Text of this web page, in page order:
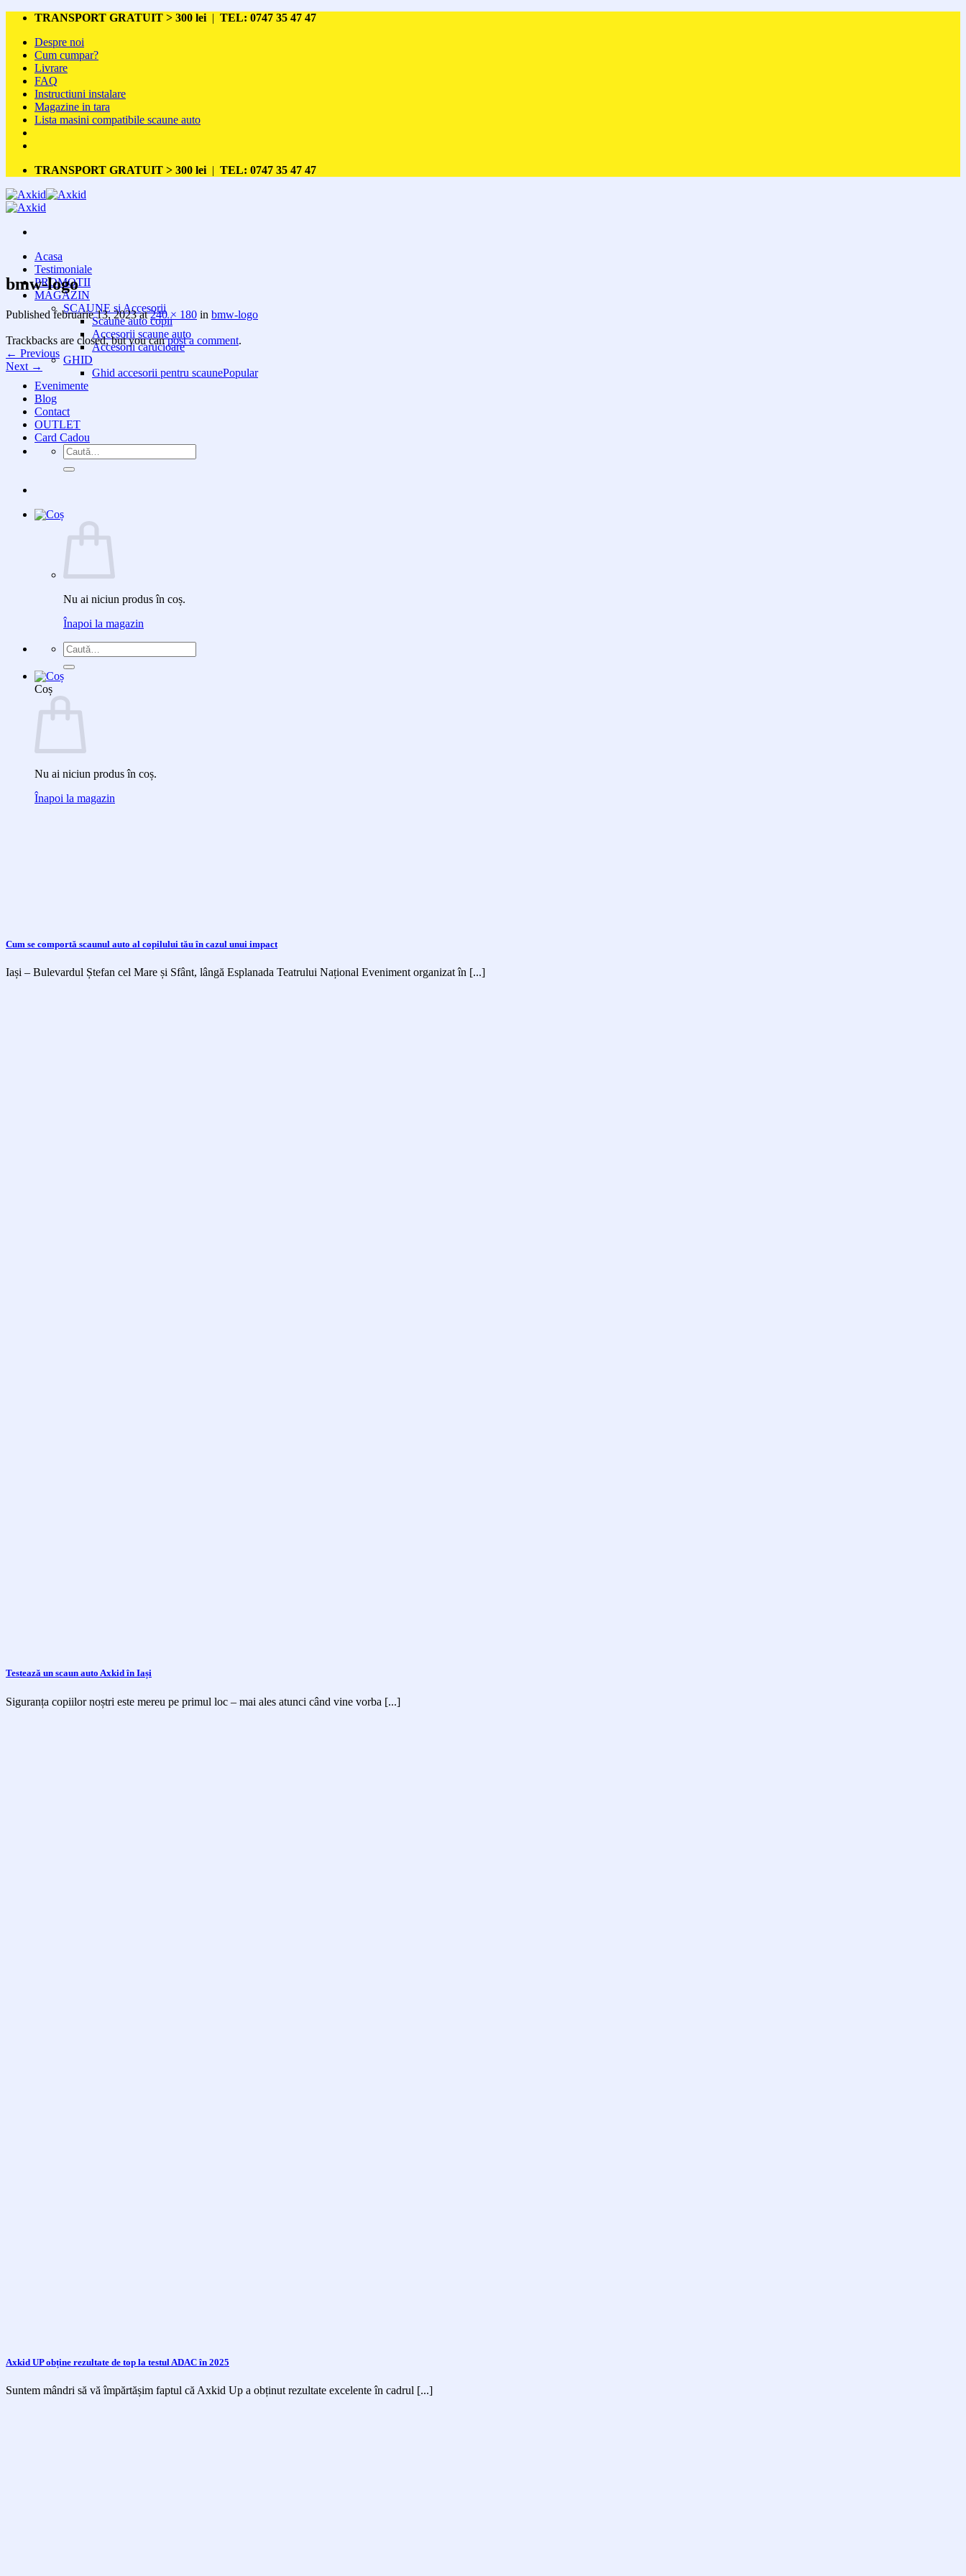
Skip
content
TRANSPORT GRATUIT > 300 lei | TEL: 0747 35 47 47
Despre noi
Cum cumpar?
Livrare
FAQ
Instructiuni instalare
Magazine in tara
Lista masini compatibile scaune auto
TRANSPORT GRATUIT > 300 lei | TEL: 0747 35 47 47
Acasa
Testimoniale
PROMOTII
MAGAZIN
SCAUNE si Accesorii
Scaune auto copii
Accesorii scaune auto
Accesorii carucioare
GHID
Ghid accesorii pentru scaune
Evenimente
Blog
Contact
OUTLET
Card Cadou
Caută
după:
Nu ai niciun produs în coș.
Înapoi la magazin
Caută
după:
Coș
Nu ai niciun produs în coș.
Înapoi la magazin
bmw-logo
Publishedfebruarie 13, 2023at240 × 180 in bmw-logo
Trackbacks are closed, but you canpost a comment.
← Previous
Next →
Cum se comportă scaunul auto al copilului tău în cazul unui impact
Iași – Bulevardul Ștefan cel Mare și Sfânt, lângă Esplanada Teatrului Național Eveniment organizat în [...]
Testează un scaun auto Axkid în Iași
Siguranța copiilor noștri este mereu pe primul loc – mai ales atunci când vine vorba [...]
Axkid UP obține rezultate de top la testul ADAC în 2025
Suntem mândri să vă împărtășim faptul că Axkid Up a obținut rezultate excelente în cadrul [...]